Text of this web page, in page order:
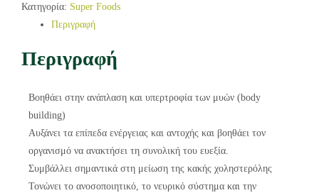
Κατηγορία: Super Foods
Περιγραφή
Περιγραφή
Βοηθάει στην ανάπλαση και υπερτροφία των μυών (body
building)
Αυξάνει τα επίπεδα ενέργειας και αντοχής και βοηθάει τον
οργανισμό να ανακτήσει τη συνολική του ευεξία.
Συμβάλλει σημαντικά στη μείωση της κακής χοληστερόλης
Τονώνει το ανοσοποιητικό, το νευρικό σύστημα και την